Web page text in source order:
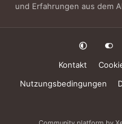
und Erfahrungen aus dem
Kontakt
Nutzungsbedingungen